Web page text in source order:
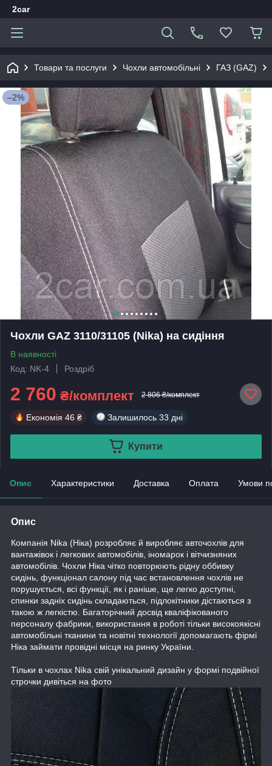
2car
Товари та послуги Чохли автомобільні ГАЗ (GAZ)
–2%
Чохли GAZ 3110/31105 (Nika) на сидіння
В наявності
Код: NK-4
Роздріб
2 760 ₴/комплект 2 806 ₴/комплект
Економія 46 ₴ Залишилось 33 дні
Купити
Опис Характеристики Доставка Оплата Умови
Опис
Компанія Nika (Ніка) розробляє й виробляє авточохлів для
вантажівок і легкових автомобілів, іномарок і вітчизняних
автомобілів. Чохли Ніка чітко повторюють рідну оббивку
сидінь, функціонал салону під час встановлення чохлів не
порушується, всі функції, як і раніше, ще легко доступні,
спинки задніх сидінь складаються, підлокітники дістаються з
такою ж легкістю. Багаторічний досвід кваліфікованого
персоналу фабрики, використання в роботі тільки високоякісні
автомобільні тканини та новітні технології допомагають фірмі
Ніка займати провідні місця на ринку України.
Тільки в чохлах Nika свій унікальний дизайн у формі подвійної
строчки дивіться на фото